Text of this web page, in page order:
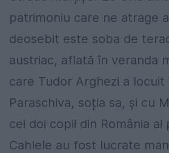
patrimoniu care ne atrage
deosebit este soba de
austriac, aflată în veranda
care Tudor Arghezi a
Paraschiva, soția sa, și cu
cei doi copii din România ai
Cahlele au fost lucrate